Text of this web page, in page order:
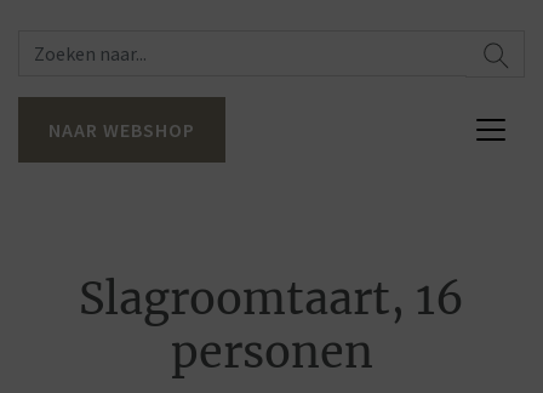
NAAR WEBSHOP
Slagroomtaart, 16
personen